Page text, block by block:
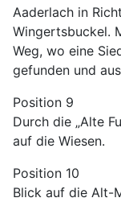
Aaderlach in
Wingertsbuckel.
Weg, wo eine
gefunden und
Position 9
Durch die „Alte
auf die Wiesen.
Position 10
Blick auf die Alt-